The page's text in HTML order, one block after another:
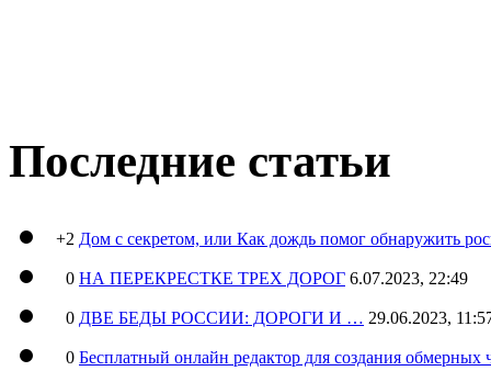
Последние статьи
+2 Дом с секретом, или Как дождь помог обнаружить
0 НА ПЕРЕКРЕСТКЕ ТРЕХ ДОРОГ 6.07.2023, 22:49
0 ДВЕ БЕДЫ РОССИИ: ДОРОГИ И … 29.06.2023,
0 Бесплатный онлайн редактор для создания обмерных